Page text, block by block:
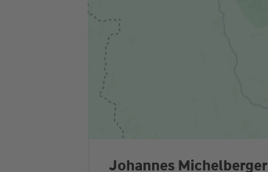
Johannes Michelberger